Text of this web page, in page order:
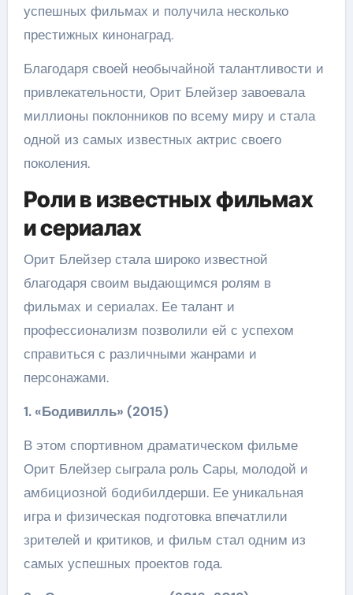
успешных фильмах и получила несколько
престижных кинонаград.
Благодаря своей необычайной талантливости и
привлекательности, Орит Блейзер завоевала
миллионы поклонников по всему миру и стала
одной из самых известных актрис своего
поколения.
Роли в известных фильмах
и сериалах
Орит Блейзер стала широко известной
благодаря своим выдающимся ролям в
фильмах и сериалах. Ее талант и
профессионализм позволили ей с успехом
справиться с различными жанрами и
персонажами.
1. «Бодивилль» (2015)
В этом спортивном драматическом фильме
Орит Блейзер сыграла роль Сары, молодой и
амбициозной бодибилдерши. Ее уникальная
игра и физическая подготовка впечатлили
зрителей и критиков, и фильм стал одним из
самых успешных проектов года.